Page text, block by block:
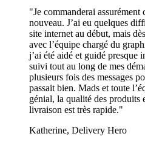
"Je commanderai assurément
nouveau. J’ai eu quelques
site internet au début, mais
avec l’équipe chargé du
j’ai été aidé et guidé presque
suivi tout au long de mes
plusieurs fois des messages
passait bien. Mads et toute
génial, la qualité des produits
livraison est très rapide."
Katherine, Delivery Hero